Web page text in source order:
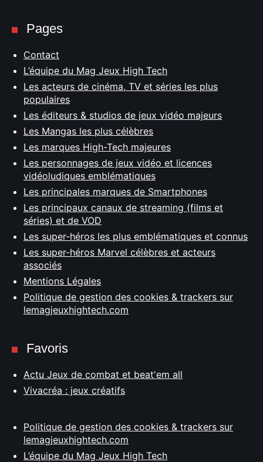
Pages
Contact
L’équipe du Mag Jeux High Tech
Les acteurs de cinéma, TV et séries les plus
populaires
Les éditeurs & studios de jeux vidéo majeurs
Les Mangas les plus célèbres
Les marques High-Tech majeures
Les personnages de jeux vidéo et licences
vidéoludiques emblématiques
Les principales marques de Smartphones
Les principaux canaux de streaming (films et
séries) et de VOD
Les super-héros les plus emblématiques et connus
Les super-héros Marvel célèbres et acteurs
associés
Mentions Légales
Politique de gestion des cookies & trackers sur
lemagjeuxhightech.com
Favoris
Actu Jeux de combat et beat'em all
Vivacréa : jeux créatifs
Politique de gestion des cookies & trackers sur
lemagjeuxhightech.com
L’équipe du Mag Jeux High Tech